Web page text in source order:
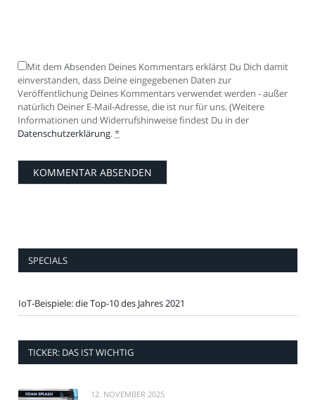
Mit dem Absenden Deines Kommentars erklärst Du Dich damit
einverstanden, dass Deine eingegebenen Daten zur
Veröffentlichung Deines Kommentars verwendet werden - außer
natürlich Deiner E-Mail-Adresse, die ist nur für uns. (Weitere
Informationen und Widerrufshinweise findest Du in der
Datenschutzerklärung.*
SPECIALS
IoT-Beispiele: die Top-10 des Jahres 2021
TICKER: DAS IST WICHTIG
12. NOVEMBER 2025